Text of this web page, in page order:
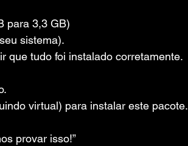
para 3,3 GB)
sistema).
que tudo foi instalado corretamente.
virtual) para instalar este pacote.
provar isso!”